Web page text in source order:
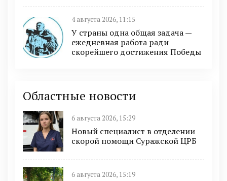
4 августа 2026, 11:15
У страны одна общая задача —
ежедневная работа ради
скорейшего достижения Победы
Областные новости
6 августа 2026, 15:29
Новый специалист в отделении
скорой помощи Суражской ЦРБ
6 августа 2026, 15:19